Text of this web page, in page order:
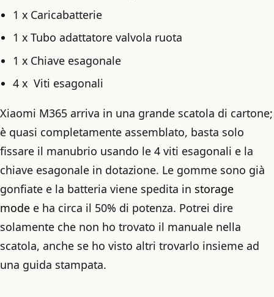
1 x Caricabatterie
1 x Tubo adattatore valvola ruota
1 x Chiave esagonale
4 x Viti esagonali
Xiaomi M365 arriva in una grande scatola di cartone;
è quasi completamente assemblato, basta solo
fissare il manubrio usando le 4 viti esagonali e la
chiave esagonale in dotazione. Le gomme sono già
gonfiate e la batteria viene spedita in storage
mode e ha circa il 50% di potenza. Potrei dire
solamente che non ho trovato il manuale nella
scatola, anche se ho visto altri trovarlo insieme ad
una guida stampata.